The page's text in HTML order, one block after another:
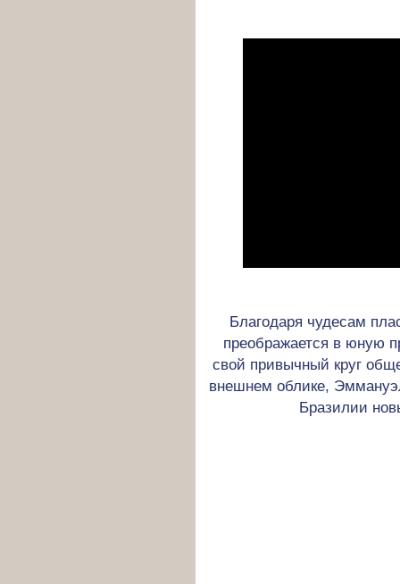
Благодаря чудесам
преображается в юную
свой привычный круг
внешнем облике,
Бразилии